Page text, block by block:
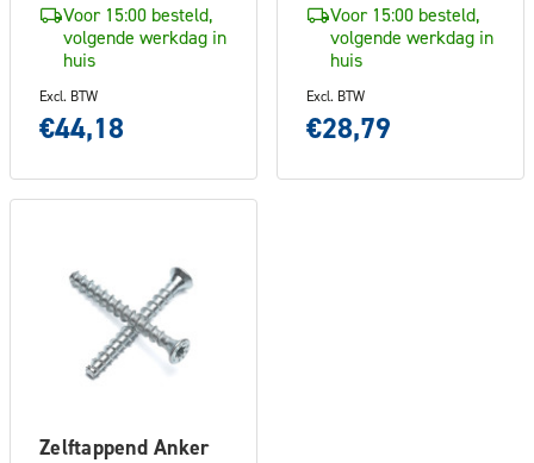
Voor 15:00 besteld,
volgende werkdag in
huis
Excl. BTW
€44,18
Voor 15:00 besteld,
volgende werkdag in
huis
Excl. BTW
€28,79
Zelftappend Anker